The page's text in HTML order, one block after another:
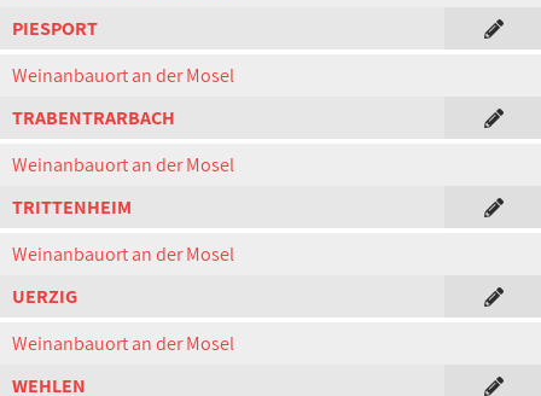
PIESPORT
Weinanbauort an der Mosel
TRABENTRARBACH
Weinanbauort an der Mosel
TRITTENHEIM
Weinanbauort an der Mosel
UERZIG
Weinanbauort an der Mosel
WEHLEN